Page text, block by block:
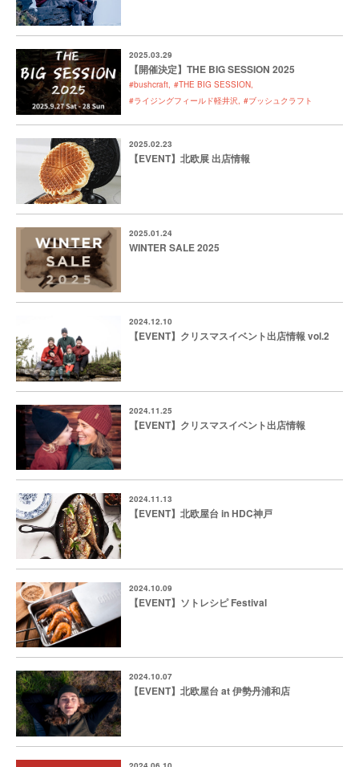
2025.03.29
【開催決定】THE BIG SESSION 2025
#bushcraft #THE BIG SESSION
#ライジングフィールド軽井沢 #ブッシュクラフト
2025.02.23
【EVENT】北欧展 出店情報
2025.01.24
WINTER SALE 2025
2024.12.10
【EVENT】クリスマスイベント出店情報 vol.2
2024.11.25
【EVENT】クリスマスイベント出店情報
2024.11.13
【EVENT】北欧屋台 in HDC神戸
2024.10.09
【EVENT】ソトレシピ Festival
2024.10.07
【EVENT】北欧屋台 at 伊勢丹浦和店